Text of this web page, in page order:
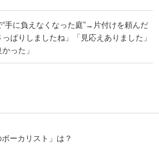
手に負えなくなった庭”→片付けを頼んだ
りしましたね」「見応えありました」
った」
ーカリスト」は？